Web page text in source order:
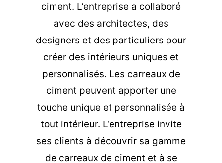
ciment. L’entreprise a collaboré
avec des architectes, des
designers et des particuliers pour
créer des intérieurs uniques et
personnalisés. Les carreaux de
ciment peuvent apporter une
touche unique et personnalisée à
tout intérieur. L’entreprise invite
ses clients à découvrir sa gamme
de carreaux de ciment et à se